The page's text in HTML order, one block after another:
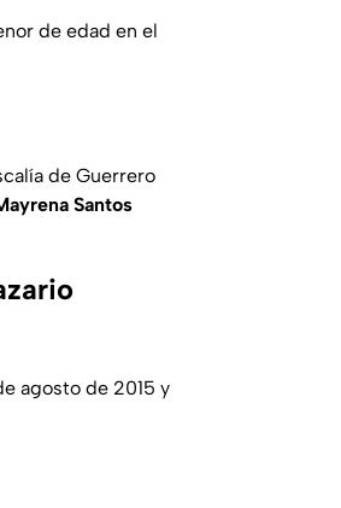
de edad en el
de Guerrero
Santos
agosto de 2015 y